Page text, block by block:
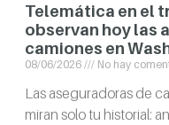
Telemática en el
observan hoy las
camiones en
08/06/2026 No hay
Las aseguradoras de
miran solo tu historial: